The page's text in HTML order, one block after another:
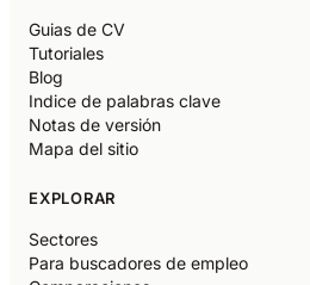
Guias de CV
Tutoriales
Blog
Indice de palabras clave
Notas de versión
Mapa del sitio
EXPLORAR
Sectores
Para buscadores de empleo